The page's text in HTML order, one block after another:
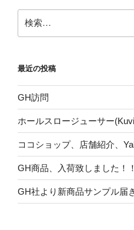
ン
索:
最近の投稿
GH訪問
ホールスロージューサー
ココショップ、店舗紹介、
GH商品、入荷致しました！！
GH社より新商品サンプル届